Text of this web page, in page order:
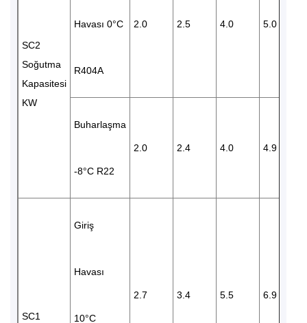
SC2
Soğutma
Kapasitesi
KW
Havası 0°C
R404A
2.0 2.5 4.0 5.0
Buharlaşma
-8°C R22
2.0 2.4 4.0 4.9
SC1
Giriş
Havası
10°C
2.7 3.4 5.5 6.9